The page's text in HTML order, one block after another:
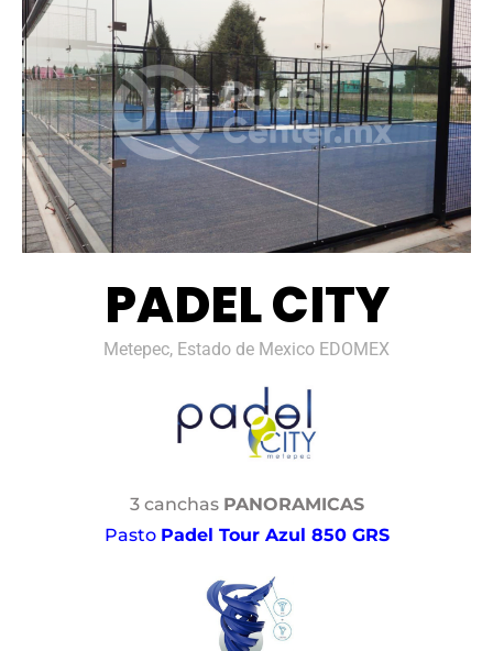
PADEL CITY
Metepec, Estado de Mexico EDOMEX
3 canchas PANORAMICAS
Pasto Padel Tour Azul 850 GRS